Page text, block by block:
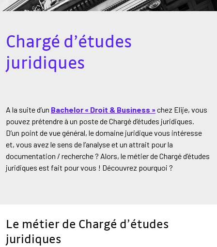
Chargé d’études
juridiques
A la suite d’un Bachelor « Droit & Business »chez Elije, vous
pouvez prétendre à un poste de Chargé d’études juridiques.
D’un point de vue général, le domaine juridique vous intéresse
et, vous avez le sens de l’analyse et un attrait pour la
documentation / recherche ? Alors, le métier de Chargé d’études
juridiques est fait pour vous ! Découvrez pourquoi ?
Le métier de Chargé d’études
juridiques